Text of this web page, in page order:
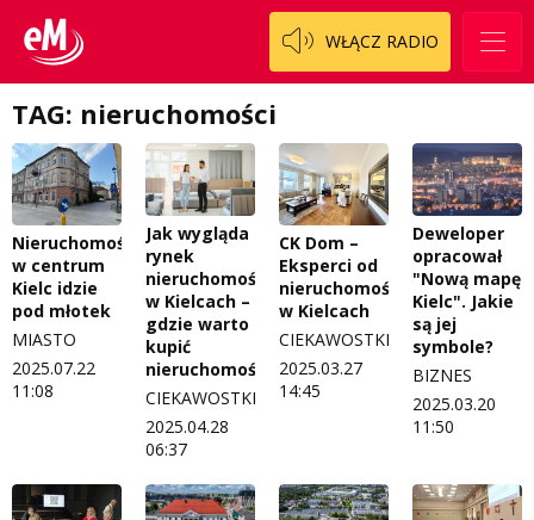
WŁĄCZ RADIO
TAG: nieruchomości
Nieruchomość
w centrum
Kielc idzie
pod młotek
MIASTO
2025.07.22
11:08
Jak wygląda
rynek
nieruchomości
w Kielcach –
gdzie warto
kupić
nieruchomość?
CIEKAWOSTKI
2025.04.28
06:37
CK Dom –
Eksperci od
nieruchomości
w Kielcach
CIEKAWOSTKI
2025.03.27
14:45
Deweloper
opracował
"Nową mapę
Kielc". Jakie
są jej
symbole?
BIZNES
2025.03.20
11:50